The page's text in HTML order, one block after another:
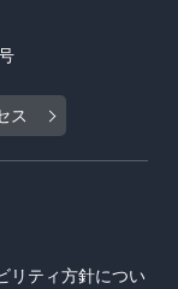
ス
リティ方針につい